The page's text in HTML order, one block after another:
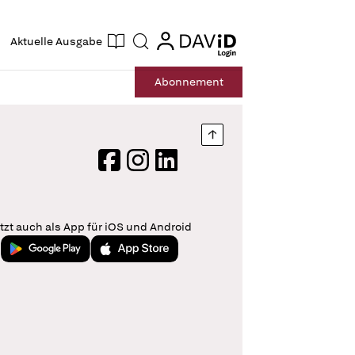
Aktuelle Ausgabe Suche login
login
Abonnement
Nach oben springen
FacebookInstagram
LinkedIn
auch als App für iOS und Android
Jetzt bei Google PlayLaden im App Store